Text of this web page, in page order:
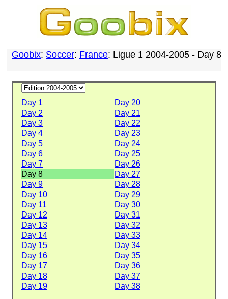
Goobix: Soccer: France: Ligue 1 2004-2005 - Day 8
Day 1
Day 20
Day 2
Day 21
Day 3
Day 22
Day 4
Day 23
Day 5
Day 24
Day 6
Day 25
Day 7
Day 26
Day 8
Day 27
Day 9
Day 28
Day 10
Day 29
Day 11
Day 30
Day 12
Day 31
Day 13
Day 32
Day 14
Day 33
Day 15
Day 34
Day 16
Day 35
Day 17
Day 36
Day 18
Day 37
Day 19
Day 38